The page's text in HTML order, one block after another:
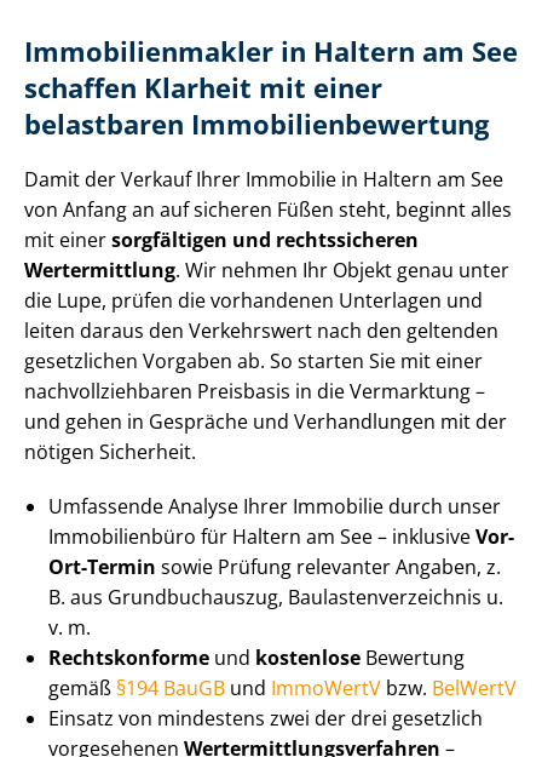
Im­mo­bi­li­en­mak­ler in Haltern am See
schaffen Klarheit mit einer
belastbaren Im­mo­bi­li­en­be­wer­tung
Damit der Verkauf Ihrer Immobilie in Haltern am See
von Anfang an auf sicheren Füßen steht, beginnt alles
mit einersorgfältigen und rechtssicheren
Wertermittlung. Wir nehmen Ihr Objekt genau unter
die Lupe, prüfen die vorhandenen Unterlagen und
leiten daraus den Verkehrswert nach den geltenden
gesetzlichen Vorgaben ab. So starten Sie mit einer
nach­voll­zieh­ba­ren Preisbasis in die Vermarktung –
und gehen in Gespräche und Verhandlungen mit der
nötigen Sicherheit.
Umfassende Analyse Ihrer Immobilie durch unser
Immobilienbüro für Haltern am See – inklusiveVor-
Ort-Termin sowie Prüfung relevanter Angaben, z.
B. aus Grundbuchauszug, Bau­las­ten­ver­zeich­nis u.
v. m.
Rechtskonforme und kostenlose Bewertung
gemäß §194 BauGB und ImmoWertV bzw. BelWertV
Einsatz von mindestens zwei der drei gesetzlich
vorgesehenen Wert­ermitt­lungs­ver­fah­ren –